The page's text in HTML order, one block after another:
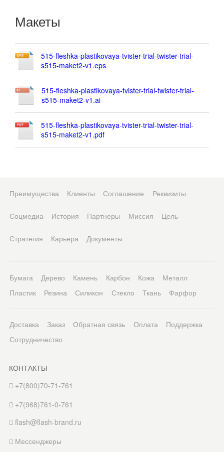
Макеты
515-fleshka-plastikovaya-tvister-trial-twister-trial-
s515-maket2-v1.eps
515-fleshka-plastikovaya-tvister-trial-twister-trial-
s515-maket2-v1.ai
515-fleshka-plastikovaya-tvister-trial-twister-trial-
s515-maket2-v1.pdf
Преимущества Клиенты Соглашение Реквизиты
Соцмедиа История Партнеры Миссия Цель
Стратегия Карьера Документы
Бумага Дерево Камень Карбон Кожа
Металл
Пластик
Резина Силикон Стекло Ткань Фарфор
Доставка Заказ Обратная связь Оплата
Поддержка
Сотрудничество
КОНТАКТЫ
+7(800)70-71-761
+7(968)761-0-761
flash@flash-brand.ru
Мессенджеры